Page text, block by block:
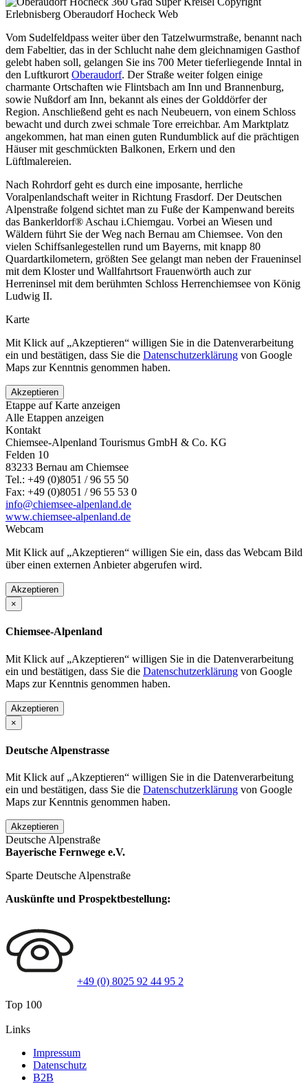
Vom Sudelfeldpass weiter über den Tatzelwurmstraße, benannt nach
dem Fabeltier, das in der Schlucht nahe dem gleichnamigen Gasthof
gelebt haben soll, gelangen Sie ins 700 Meter tieferliegende Inntal in
den Luftkurort Oberaudorf. Der Straße weiter folgen einige
charmante Ortschaften wie Flintsbach am Inn und Brannenburg,
sowie Nußdorf am Inn, bekannt als eines der Golddörfer der
Region. Anschließend geht es nach Neubeuern, von einem Schloss
bewacht und durch zwei schmale Tore erreichbar. Am Marktplatz
angekommen, hat man einen guten Rundumblick auf die prächtigen
Häuser mit geschmückten Balkonen, Erkern und den
Lüftlmalereien.
Nach Rohrdorf geht es durch eine imposante, herrliche
Voralpenlandschaft weiter in Richtung Frasdorf. Der Deutschen
Alpenstraße folgend sichtet man zu Fuße der Kampenwand bereits
das Bankerldorf® Aschau i.Chiemgau. Vorbei an Wiesen und
Wäldern führt Sie der Weg nach Bernau am Chiemsee. Von den
vielen Schiffsanlegestellen rund um Bayerns, mit knapp 80
Quardartkilometern, größten See gelangt man neben der Fraueninsel
mit dem Kloster und Wallfahrtsort Frauenwörth auch zur
Herreninsel mit dem berühmten Schloss Herrenchiemsee von König
Ludwig II.
Karte
Mit Klick auf „Akzeptieren“ willigen Sie in die Datenverarbeitung
ein und bestätigen, dass Sie die Datenschutzerklärung von Google
Maps zur Kenntnis genommen haben.
Akzeptieren
Etappe auf Karte anzeigen
Alle Etappen anzeigen
Kontakt
Chiemsee-Alpenland Tourismus GmbH & Co. KG
Felden 10
83233 Bernau am Chiemsee
Tel.: +49 (0)8051 / 96 55 50
Fax: +49 (0)8051 / 96 55 53 0
info@chiemsee-alpenland.de
www.chiemsee-alpenland.de
Webcam
Mit Klick auf „Akzeptieren“ willigen Sie ein, dass das Webcam Bild
über einen externen Anbieter abgerufen wird.
Akzeptieren
×
Chiemsee-Alpenland
Mit Klick auf „Akzeptieren“ willigen Sie in die Datenverarbeitung
ein und bestätigen, dass Sie die Datenschutzerklärung von Google
Maps zur Kenntnis genommen haben.
Akzeptieren
×
Deutsche Alpenstrasse
Mit Klick auf „Akzeptieren“ willigen Sie in die Datenverarbeitung
ein und bestätigen, dass Sie die Datenschutzerklärung von Google
Maps zur Kenntnis genommen haben.
Akzeptieren
Deutsche Alpenstraße
Bayerische Fernwege e.V.
Sparte Deutsche Alpenstraße
Auskünfte und Prospektbestellung:
+49 (0) 8025 92 44 95 2
Top 100
Links
Impressum
Datenschutz
B2B